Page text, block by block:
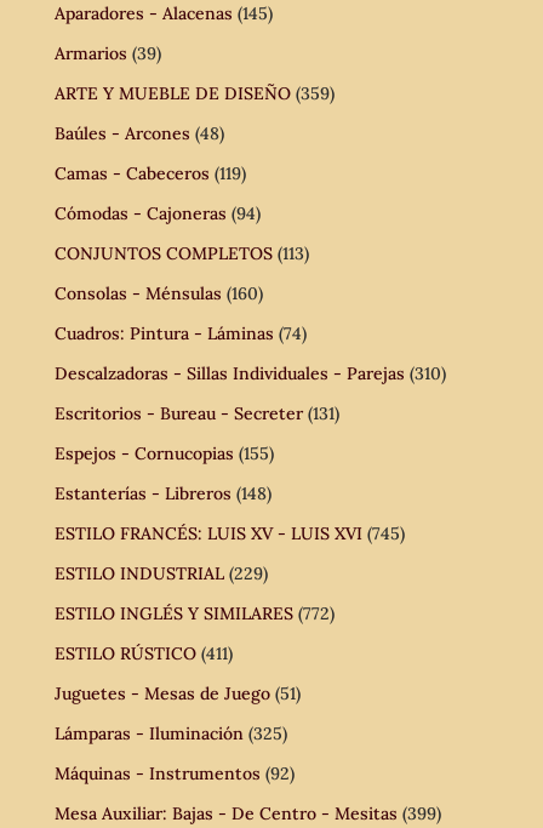
Aparadores - Alacenas (145)
Armarios (39)
ARTE Y MUEBLE DE DISEÑO (359)
Baúles - Arcones (48)
Camas - Cabeceros (119)
Cómodas - Cajoneras (94)
CONJUNTOS COMPLETOS (113)
Consolas - Ménsulas (160)
Cuadros: Pintura - Láminas (74)
Descalzadoras - Sillas Individuales - Parejas (310)
Escritorios - Bureau - Secreter (131)
Espejos - Cornucopias (155)
Estanterías - Libreros (148)
ESTILO FRANCÉS: LUIS XV - LUIS XVI (745)
ESTILO INDUSTRIAL (229)
ESTILO INGLÉS Y SIMILARES (772)
ESTILO RÚSTICO (411)
Juguetes - Mesas de Juego (51)
Lámparas - Iluminación (325)
Máquinas - Instrumentos (92)
Mesa Auxiliar: Bajas - De Centro - Mesitas (399)